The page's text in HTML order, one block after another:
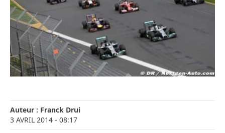
Auteur : Franck Drui
3 AVRIL 2014 - 08:17